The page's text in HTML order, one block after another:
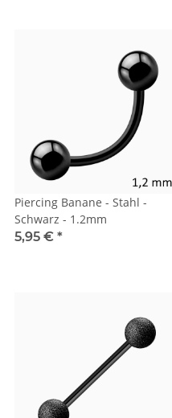
Piercing Banane - Stahl -
Schwarz - 1.2mm
5,95 € *